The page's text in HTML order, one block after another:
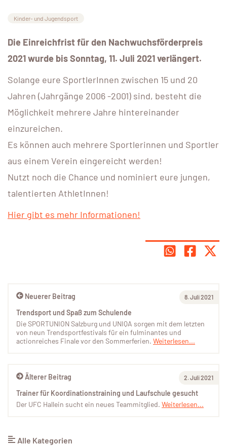
Kinder- und Jugendsport
Die Einreichfrist für den Nachwuchsförderpreis
2021 wurde bis Sonntag, 11. Juli 2021 verlängert.
Solange eure SportlerInnen zwischen 15 und 20
Jahren (Jahrgänge 2006 -2001) sind, besteht die
Möglichkeit mehrere Jahre hintereinander
einzureichen.
Es können auch mehrere Sportlerinnen und Sportler
aus einem Verein eingereicht werden!
Nutzt noch die Chance und nominiert eure jungen,
talentierten AthletInnen!
Hier gibt es mehr Informationen!
Älterer Beitrag 2. Juli 2021
Trainer für Koordinationstraining und Laufschule gesucht
Der UFC Hallein sucht ein neues Teammitglied. Weiterlesen...
Neuerer Beitrag 8. Juli 2021
Trendsport und Spaß zum Schulende
Die SPORTUNION Salzburg und UNIQA sorgen mit dem letzten
von neun Trendsportfestivals für ein fulminantes und
actionreiches Finale vor den Sommerferien. Weiterlesen...
Alle Kategorien